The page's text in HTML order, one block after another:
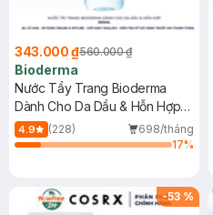
343.000 ₫560.000 ₫
Bioderma
Nước Tẩy Trang Bioderma
Dành Cho Da Dầu & Hỗn Hợp
500ml
4.9 (228)
698/tháng
17%
-53 %